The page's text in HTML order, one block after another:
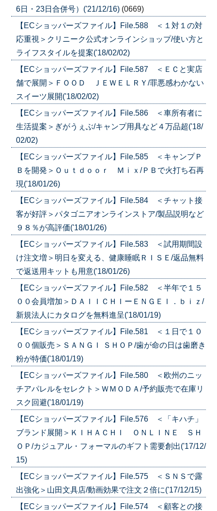
6日・23日合併号）('21/12/16) (0669)
【ECショッパーズファイル】File.588 ＜１対１の対
応重視＞クリニーク公式オンラインショップ/使い方と
ライフスタイルを提案('18/02/02)
【ECショッパーズファイル】File.587 ＜ＥＣと実店
舗で展開＞ＦＯＯＤ ＪＥＷＥＬＲＹ/罪悪感わかない
スイーツ展開('18/02/02)
【ECショッパーズファイル】File.586 ＜車所有者に
生活提案＞ぎがうぇぶ/キャンプ用具など４万品超('18/
02/02)
【ECショッパーズファイル】File.585 ＜キャンプＰ
Ｂを開発＞Ｏｕｔｄｏｏｒ Ｍｉｘ/ＰＢで火打ち石再
現('18/01/26)
【ECショッパーズファイル】File.584 ＜チャット接
客が好評＞パタゴニアオンラインストア/製品説明など
９８％が高評価('18/01/26)
【ECショッパーズファイル】File.583 ＜試用期間設
け注文増＞明日を変える、健康睡眠ＲＩＳＥ/返品無料
で返送用キットも用意('18/01/26)
【ECショッパーズファイル】File.582 ＜半年で１５
００会員増加＞ＤＡＩＩＣＨＩーＥＮＧＥＩ．ｂｉｚ/
新規法人にカタログを無料進呈('18/01/19)
【ECショッパーズファイル】File.581 ＜１日で１０
００個販売＞ＳＡＮＧＩ ＳＨＯＰ/歯が命の日は歯磨き
粉が特価('18/01/19)
【ECショッパーズファイル】File.580 ＜欧州のニッ
チアパレルをセレクト＞ＷＭＯＤＡ/予約販売で在庫リ
スク回避('18/01/19)
【ECショッパーズファイル】File.576 ＜「キハチ」
ブランド展開＞ＫＩＨＡＣＨＩ ＯＮＬＩＮＥ ＳＨ
ＯＰ/カジュアル・フォーマルのギフト需要創出('17/12/
15)
【ECショッパーズファイル】File.575 ＜ＳＮＳで露
出強化＞山田文具店/動画効果で注文２倍に('17/12/15)
【ECショッパーズファイル】File.574 ＜顧客との接